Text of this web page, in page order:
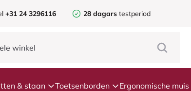
+31 24 3296116 28 dagars testperiod
& staan Toetsenborden Ergonomische muis